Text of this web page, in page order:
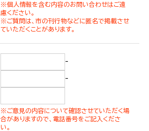
※個人情報を含む内容のお問い合わせはご遠
慮ください。
※ご質問は、市の刊行物などに匿名で掲載させ
ていただくことがあります。
-
-
※ご意見の内容について確認させていただく場
合がありますので、電話番号をご記入くださ
い。